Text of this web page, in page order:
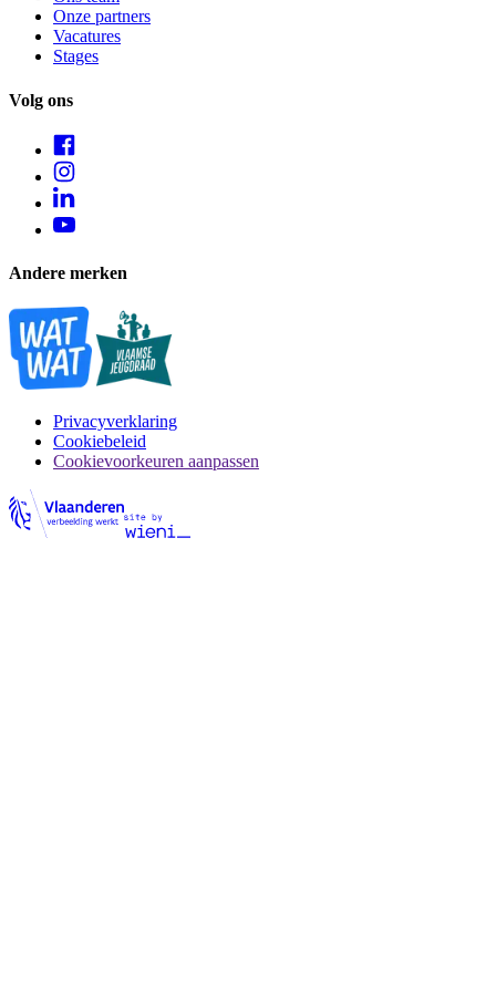
Onze partners
Vacatures
Stages
Volg ons
Andere merken
Privacyverklaring
Cookiebeleid
Cookievoorkeuren aanpassen